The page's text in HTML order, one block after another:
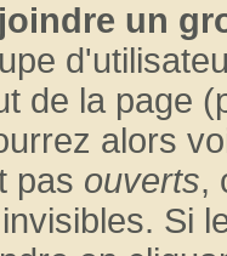
un
de la page
alors
pas ouverts,
Si